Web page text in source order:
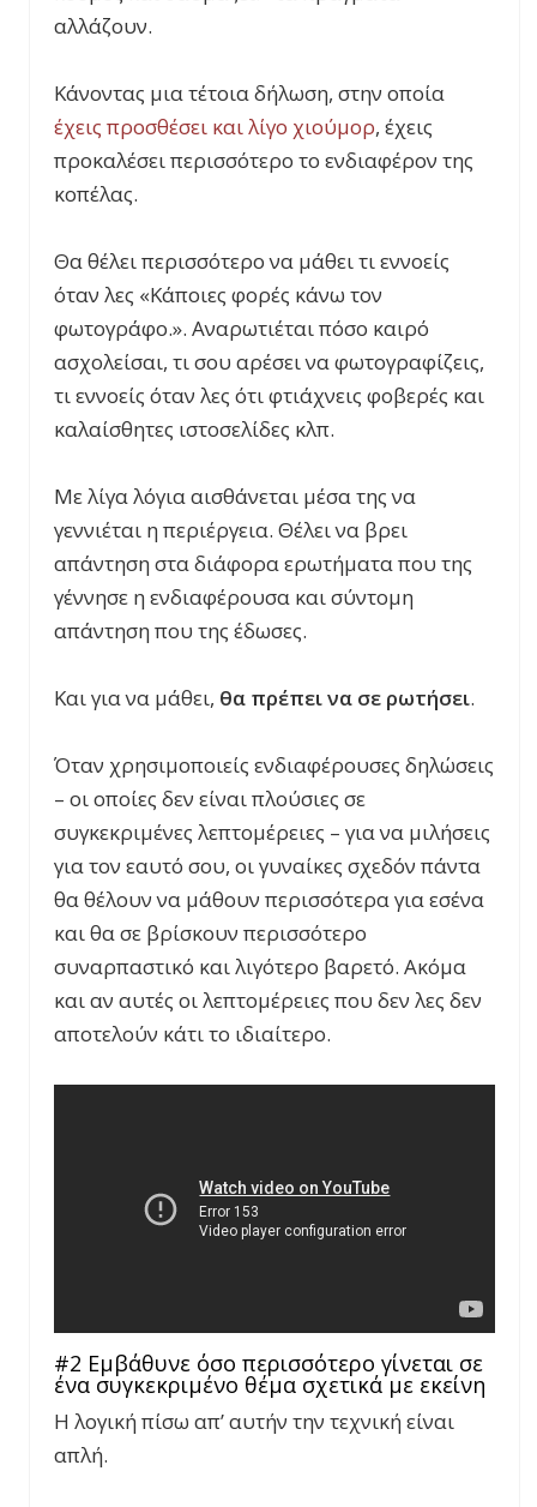
αλλάζουν.
Κάνοντας μια τέτοια δήλωση, στην οποία
έχεις προσθέσει και λίγο χιούμορ, έχεις
προκαλέσει περισσότερο το ενδιαφέρον της
κοπέλας.
Θα θέλει περισσότερο να μάθει τι εννοείς
όταν λες «Κάποιες φορές κάνω τον
φωτογράφο.». Αναρωτιέται πόσο καιρό
ασχολείσαι, τι σου αρέσει να φωτογραφίζεις,
τι εννοείς όταν λες ότι φτιάχνεις φοβερές και
καλαίσθητες ιστοσελίδες κλπ.
Με λίγα λόγια αισθάνεται μέσα της να
γεννιέται η περιέργεια. Θέλει να βρει
απάντηση στα διάφορα ερωτήματα που της
γέννησε η ενδιαφέρουσα και σύντομη
απάντηση που της έδωσες.
Και για να μάθει, θα πρέπει να σε ρωτήσει.
Όταν χρησιμοποιείς ενδιαφέρουσες δηλώσεις
– οι οποίες δεν είναι πλούσιες σε
συγκεκριμένες λεπτομέρειες – για να μιλήσεις
για τον εαυτό σου, οι γυναίκες σχεδόν πάντα
θα θέλουν να μάθουν περισσότερα για εσένα
και θα σε βρίσκουν περισσότερο
συναρπαστικό και λιγότερο βαρετό. Ακόμα
και αν αυτές οι λεπτομέρειες που δεν λες δεν
αποτελούν κάτι το ιδιαίτερο.
#2 Εμβάθυνε όσο περισσότερο γίνεται σε
ένα συγκεκριμένο θέμα σχετικά με εκείνη
Η λογική πίσω απ’ αυτήν την τεχνική είναι
απλή.